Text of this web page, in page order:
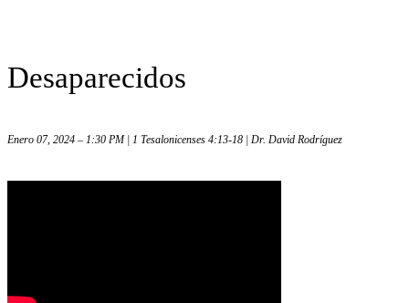
Desaparecidos
Enero 07, 2024 – 1:30 PM | 1 Tesalonicenses 4:13-18 | Dr. David Rodríguez